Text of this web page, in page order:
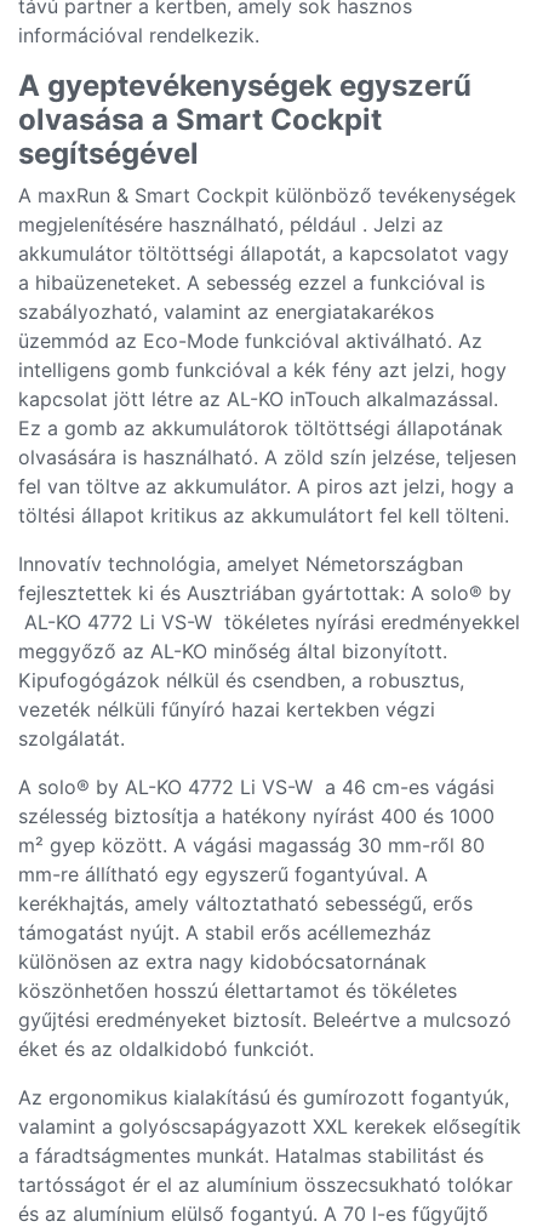
távú partner a kertben, amely sok hasznos
információval rendelkezik.
A gyeptevékenységek egyszerű
olvasása a Smart Cockpit
segítségével
A maxRun & Smart Cockpit különböző tevékenységek
megjelenítésére használható, például . Jelzi az
akkumulátor töltöttségi állapotát, a kapcsolatot vagy
a hibaüzeneteket. A sebesség ezzel a funkcióval is
szabályozható, valamint az energiatakarékos
üzemmód az Eco-Mode funkcióval aktiválható. Az
intelligens gomb funkcióval a kék fény azt jelzi, hogy
kapcsolat jött létre az AL-KO inTouch alkalmazással.
Ez a gomb az akkumulátorok töltöttségi állapotának
olvasására is használható. A zöld szín jelzése, teljesen
fel van töltve az akkumulátor. A piros azt jelzi, hogy a
töltési állapot kritikus az akkumulátort fel kell tölteni.
Innovatív technológia, amelyet Németországban
fejlesztettek ki és Ausztriában gyártottak: A solo® by
AL-KO 4772 Li VS-W tökéletes nyírási eredményekkel
meggyőző az AL-KO minőség által bizonyított.
Kipufogógázok nélkül és csendben, a robusztus,
vezeték nélküli fűnyíró hazai kertekben végzi
szolgálatát.
A solo® by AL-KO 4772 Li VS-W a 46 cm-es vágási
szélesség biztosítja a hatékony nyírást 400 és 1000
m² gyep között. A vágási magasság 30 mm-ről 80
mm-re állítható egy egyszerű fogantyúval. A
kerékhajtás, amely változtatható sebességű, erős
támogatást nyújt. A stabil erős acéllemezház
különösen az extra nagy kidobócsatornának
köszönhetően hosszú élettartamot és tökéletes
gyűjtési eredményeket biztosít. Beleértve a mulcsozó
éket és az oldalkidobó funkciót.
Az ergonomikus kialakítású és gumírozott fogantyúk,
valamint a golyóscsapágyazott XXL kerekek elősegítik
a fáradtságmentes munkát. Hatalmas stabilitást és
tartósságot ér el az alumínium összecsukható tolókar
és az alumínium elülső fogantyú. A 70 l-es fűgyűjtő